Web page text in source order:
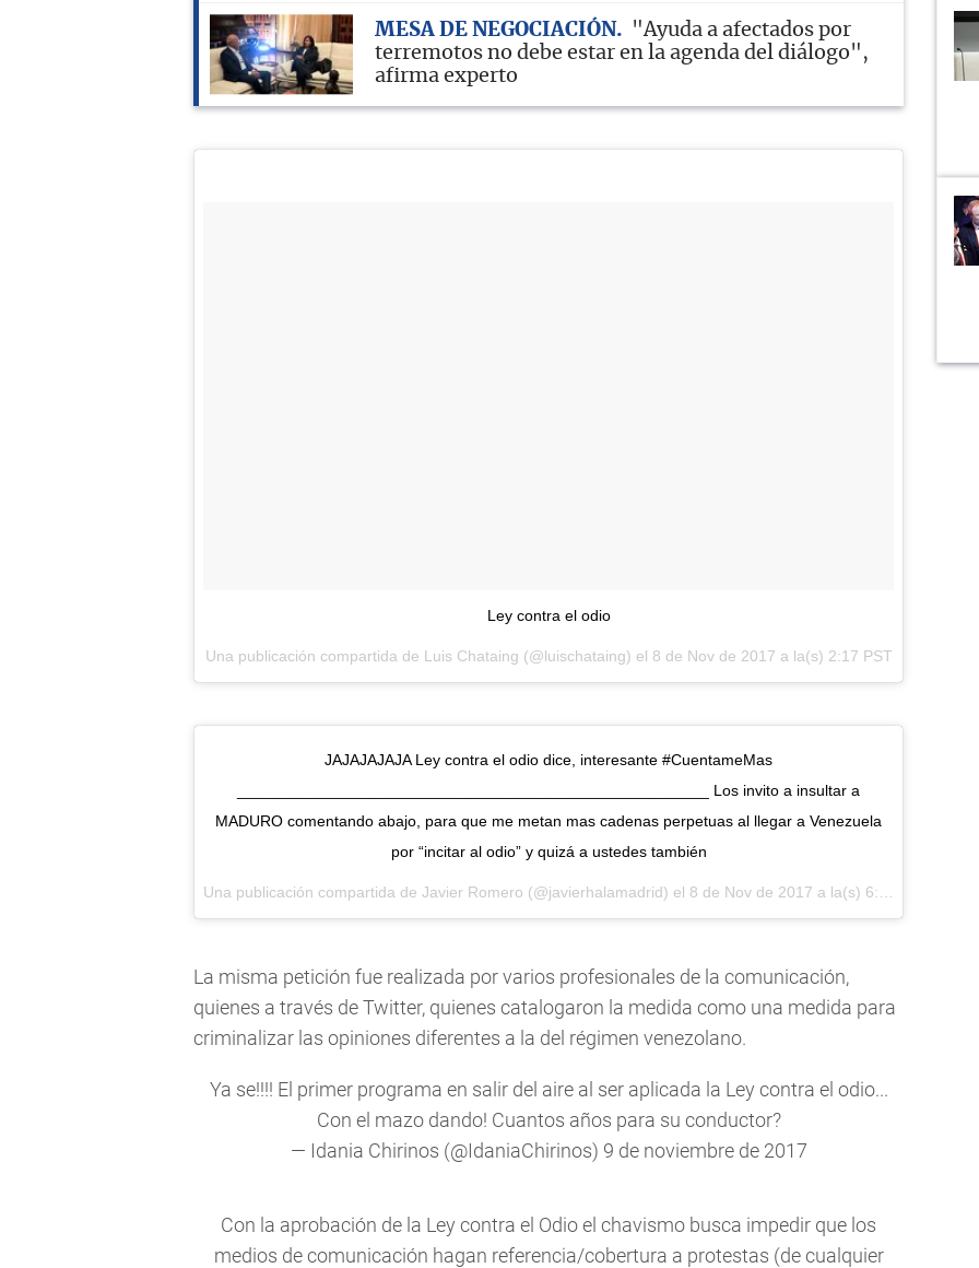
MESA DE NEGOCIACIÓN
"Ayuda a afectados por
terremotos no debe estar en la agenda del diálogo",
afirma experto
Ley contra el odio
Una publicación compartida de Luis Chataing (@luischataing) el 8 de Nov de 2017 a la(s) 2:17 PST
JAJAJAJAJA Ley contra el odio dice, interesante #CuentameMas
______________________________________________________ Los invito a insultar a
MADURO comentando abajo, para que me metan mas cadenas perpetuas al llegar a Venezuela
por “incitar al odio” y quizá a ustedes también
Una publicación compartida de Javier Romero (@javierhalamadrid) el 8 de Nov de 2017 a la(s) 6:42 PST
La misma petición fue realizada por varios profesionales de la comunicación,
quienes a través de Twitter, quienes catalogaron la medida como una medida para
criminalizar las opiniones diferentes a la del régimen venezolano.
Ya se!!!! El primer programa en salir del aire al ser aplicada la Ley contra el odio...
Con el mazo dando! Cuantos años para su conductor?
— Idania Chirinos (@IdaniaChirinos) 9 de noviembre de 2017
Con la aprobación de la Ley contra el Odio el chavismo busca impedir que los
medios de comunicación hagan referencia/cobertura a protestas (de cualquier